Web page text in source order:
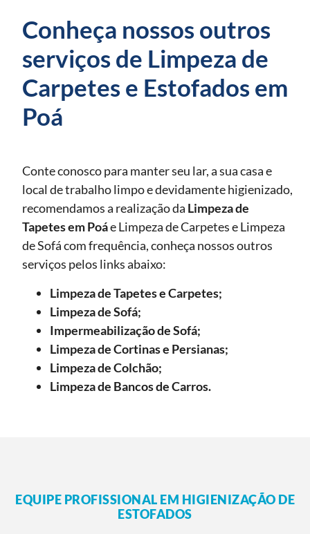
Conheça nossos outros
serviços de Limpeza de
Carpetes e Estofados em
Poá
Conte conosco para manter seu lar, a sua casa e
local de trabalho limpo e devidamente higienizado,
recomendamos a realização da Limpeza de
Tapetesem Poáe Limpeza de Carpetes e Limpeza
de Sofá com frequência, conheça nossos outros
serviços pelos links abaixo:
Limpeza de Tapetes e Carpetes;
Limpeza de Sofá;
Impermeabilização de Sofá;
Limpeza de Cortinas e Persianas;
Limpeza de Colchão;
Limpeza de Bancos de Carros.
EQUIPE PROFISSIONAL EM HIGIENIZAÇÃO DE
ESTOFADOS